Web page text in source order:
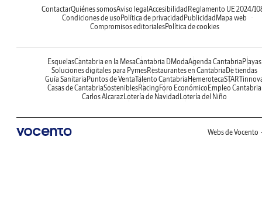
ContactarQuiénes somosAviso legalAccesibilidadReglamento UE 2024/
Condiciones de usoPolítica de privacidadPublicidadMapa web
Compromisos editorialesPolítica de cookies
EsquelasCantabria en la MesaCantabria DModaAgenda CantabriaPlayas
Soluciones digitales para PymesRestaurantes en CantabriaDe tiendas
Guía SanitariaPuntos de VentaTalento CantabriaHemeroteca
Casas de CantabriaSosteniblesRacingForo EconómicoEmpleo Cantabria
Carlos AlcarazLotería de NavidadLotería del Niño
Webs de Vocento